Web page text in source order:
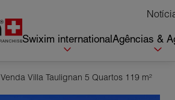
Swixim internationalAgências &
Venda Villa Taulignan 5 Quartos 119 m²